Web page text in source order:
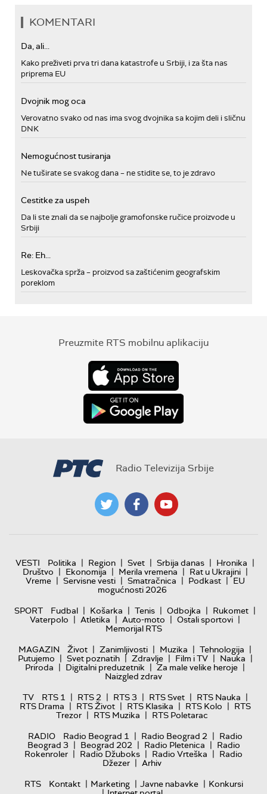
KOMENTARI
Da, ali...
Kako preživeti prva tri dana katastrofe u Srbiji, i za šta nas
priprema EU
Dvojnik mog oca
Verovatno svako od nas ima svog dvojnika sa kojim deli i sličnu
DNK
Nemogućnost tusiranja
Ne tuširate se svakog dana – ne stidite se, to je zdravo
Cestitke za uspeh
Da li ste znali da se najbolje gramofonske ručice proizvode u
Srbiji
Re: Eh...
Leskovačka sprža – proizvod sa zaštićenim geografskim
poreklom
Preuzmite RTS mobilnu aplikaciju
Radio Televizija Srbije
VESTI Politika | Region | Svet | Srbija danas | Hronika |
Društvo | Ekonomija | Merila vremena | Rat u Ukrajini |
Vreme | Servisne vesti | Smatračnica | Podkast | EU
mogućnosti 2026
SPORT
Fudbal | Košarka | Tenis | Odbojka | Rukomet |
Vaterpolo | Atletika | Auto-moto | Ostali sportovi |
Memorijal RTS
MAGAZIN
Život | Zanimljivosti | Muzika | Tehnologija |
Putujemo | Svet poznatih | Zdravlje | Film i TV | Nauka |
Priroda | Digitalni preduzetnik | Za male velike heroje |
Naizgled zdrav
TV
RTS 1 | RTS 2 | RTS 3 | RTS Svet | RTS Nauka |
RTS Drama | RTS Život | RTS Klasika | RTS Kolo | RTS
Trezor | RTS Muzika | RTS Poletarac
RADIO
Radio Beograd 1 | Radio Beograd 2 | Radio
Beograd 3 | Beograd 202 | Radio Pletenica | Radio
Rokenroler | Radio Džuboks | Radio Vrteška | Radio
Džezer | Arhiv
RTS
Kontakt | Marketing | Javne nabavke | Konkursi